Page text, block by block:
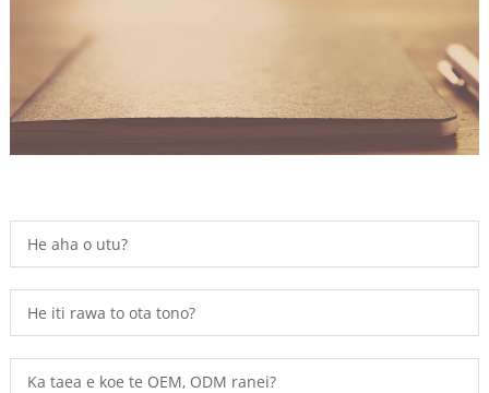
He aha o utu?
He iti rawa to ota tono?
Ka taea e koe te OEM, ODM ranei?